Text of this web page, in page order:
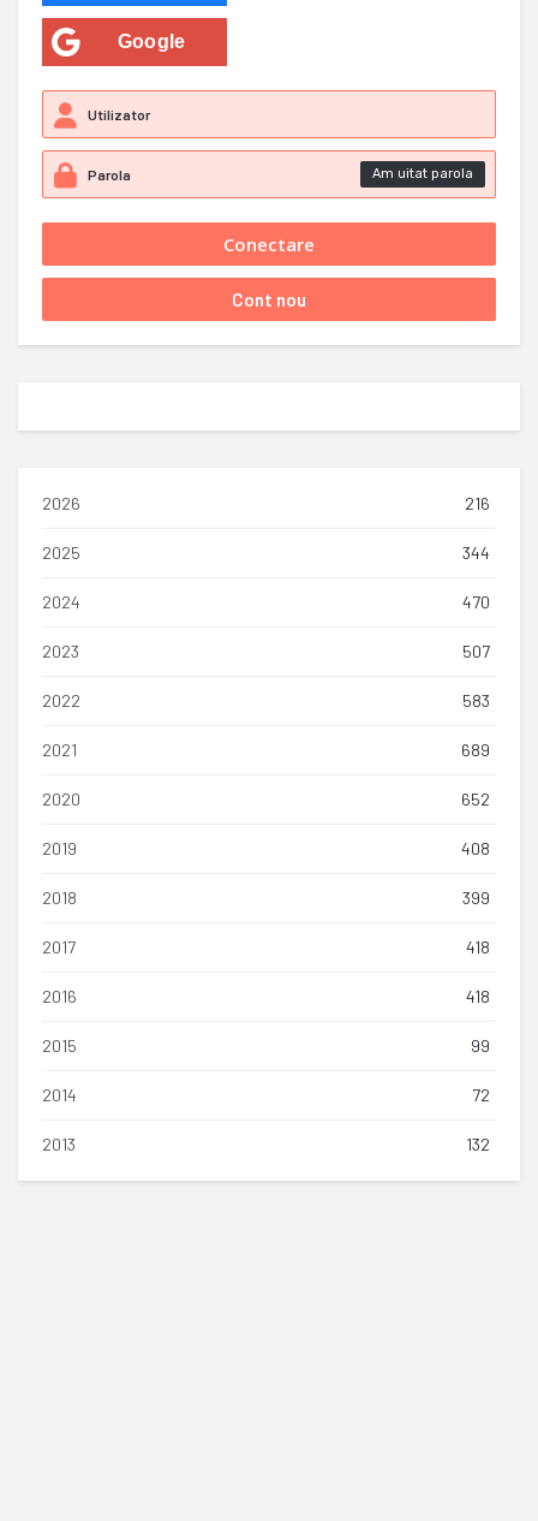
Google
Am uitat parola
2026 216
2025 344
2024 470
2023 507
2022 583
2021 689
2020 652
2019 408
2018 399
2017 418
2016 418
2015 99
2014 72
2013 132